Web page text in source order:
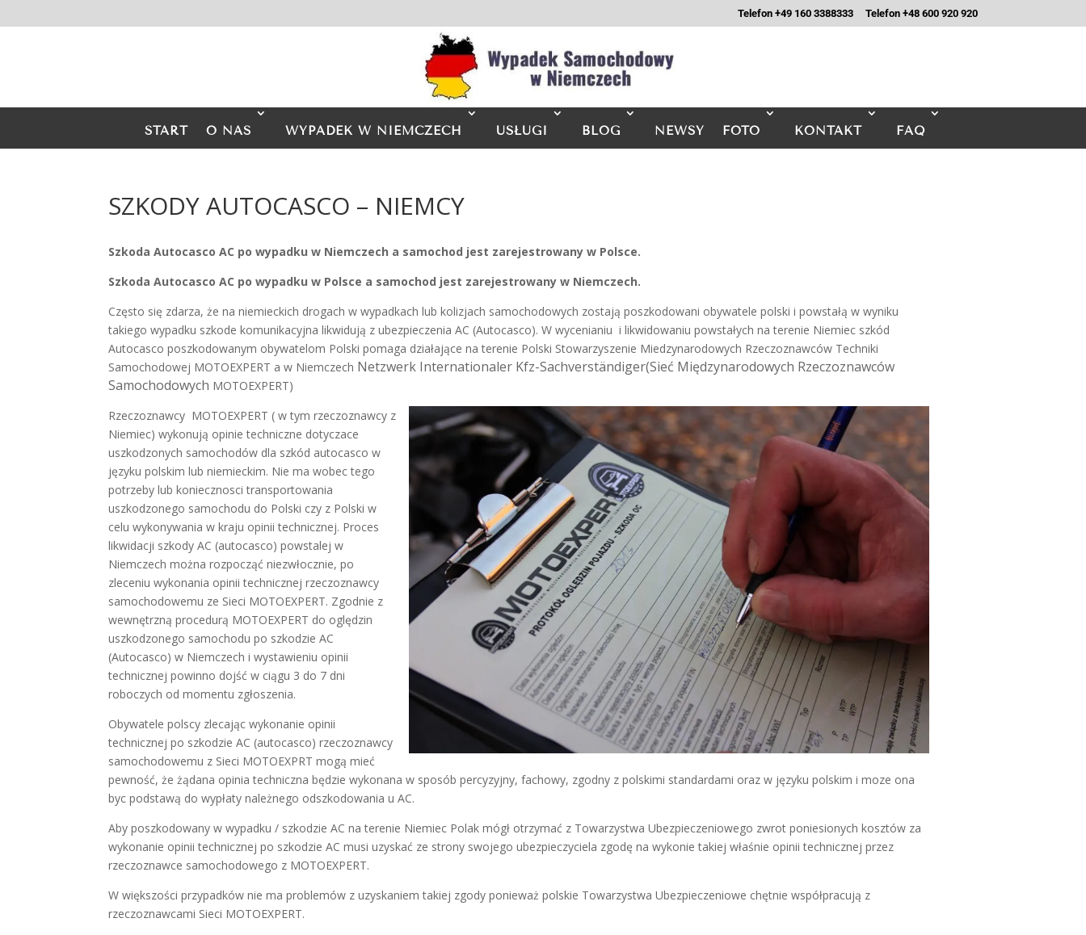
Telefon +49 160 3388333 Telefon +48 600 920 920
START O NAS WYPADEK W NIEMCZECH USŁUGI BLOG NEWSY FOTO KONTAKT FAQ
SZKODY AUTOCASCO – NIEMCY
Szkoda Autocasco AC po wypadku w Niemczech a samochod jest zarejestrowany w Polsce.
Szkoda Autocasco AC po wypadku w Polsce a samochod jest zarejestrowany w Niemczech.
Często się zdarza, że na niemieckich drogach w wypadkach lub kolizjach samochodowych zostają poszkodowani obywatele polski i powstałą w wyniku
takiego wypadku szkode komunikacyjna likwidują z ubezpieczenia AC (Autocasco). W wycenianiu i likwidowaniu powstałych na terenie Niemiec szkód
Autocasco poszkodowanym obywatelom Polski pomaga działające na terenie Polski Stowarzyszenie Miedzynarodowych Rzeczoznawców Techniki
Samochodowej MOTOEXPERT a w Niemczech Netzwerk Internationaler Kfz-Sachverständiger(Sieć Międzynarodowych Rzeczoznawców
Samochodowych MOTOEXPERT)
Rzeczoznawcy MOTOEXPERT ( w tym rzeczoznawcy z
Niemiec) wykonują opinie techniczne dotyczace
uszkodzonych samochodów dla szkód autocasco w
języku polskim lub niemieckim. Nie ma wobec tego
potrzeby lub koniecznosci transportowania
uszkodzonego samochodu do Polski czy z Polski w
celu wykonywania w kraju opinii technicznej. Proces
likwidacji szkody AC (autocasco) powstalej w
Niemczech można rozpocząć niezwłocznie, po
zleceniu wykonania opinii technicznej rzeczoznawcy
samochodowemu ze Sieci MOTOEXPERT. Zgodnie z
wewnętrzną procedurą MOTOEXPERT do oględzin
uszkodzonego samochodu po szkodzie AC
(Autocasco) w Niemczech i wystawieniu opinii
technicznej powinno dojść w ciągu 3 do 7 dni
roboczych od momentu zgłoszenia.
Obywatele polscy zlecając wykonanie opinii
technicznej po szkodzie AC (autocasco) rzeczoznawcy
samochodowemu z Sieci MOTOEXPRT mogą mieć
pewność, że żądana opinia techniczna będzie wykonana w sposób percyzyjny, fachowy, zgodny z polskimi standardami oraz w języku polskim i moze ona
byc podstawą do wypłaty należnego odszkodowania u AC.
Aby poszkodowany w wypadku / szkodzie AC na terenie Niemiec Polak mógł otrzymać z Towarzystwa Ubezpieczeniowego zwrot poniesionych kosztów za
wykonanie opinii technicznej po szkodzie AC musi uzyskać ze strony swojego ubezpieczyciela zgodę na wykonie takiej właśnie opinii technicznej przez
rzeczoznawce samochodowego z MOTOEXPERT.
W większości przypadków nie ma problemów z uzyskaniem takiej zgody ponieważ polskie Towarzystwa Ubezpieczeniowe chętnie współpracują z
rzeczoznawcami Sieci MOTOEXPERT.